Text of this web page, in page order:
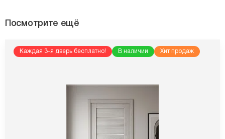
Посмотрите ещё
Каждая 3-я дверь бесплатно! В наличии Хит продаж